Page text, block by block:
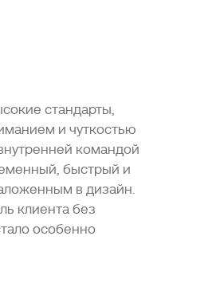
стандарты,
и чуткостью
командой
быстрый и
в дизайн.
клиента без
особенно